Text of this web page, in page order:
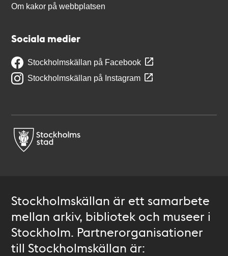
Om kakor på webbplatsen
Sociala medier
Stockholmskällan på Facebook
Stockholmskällan på Instagram
Stockholmskällan är ett samarbete
mellan arkiv, bibliotek och museer i
Stockholm. Partnerorganisationer
till Stockholmskällan är: